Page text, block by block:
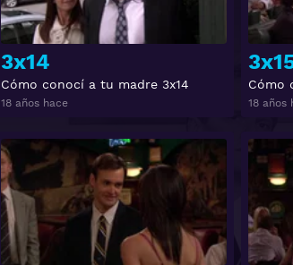
3x14
Cómo conocí a tu madre 3x14
18 años hace
Cómo
18 años